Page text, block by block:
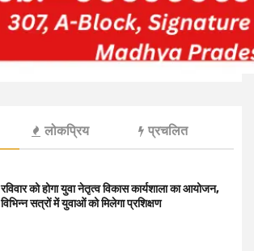
लोकप्रिय प्रचलित
रविवार को होगा युवा नेतृत्व विकास कार्यशाला का आयोजन,
विभिन्न सत्रों में युवाओं को मिलेगा प्रशिक्षण